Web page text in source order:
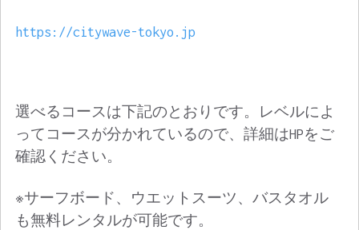
https://citywave-tokyo.jp
選べるコースは下記のとおりです。レベルによ
ってコースが分かれているので、詳細はHPをご
確認ください。
※サーフボード、ウエットスーツ、バスタオル
も無料レンタルが可能です。